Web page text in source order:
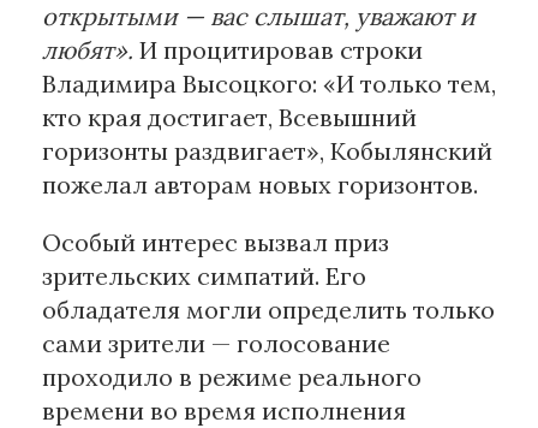
открытыми — вас слышат, уважают и
любят». И процитировав строки
Владимира Высоцкого: «И только тем,
кто края достигает, Всевышний
горизонты раздвигает», Кобылянский
пожелал авторам новых горизонтов.
Особый интерес вызвал приз
зрительских симпатий. Его
обладателя могли определить только
сами зрители — голосование
проходило в режиме реального
времени во время исполнения